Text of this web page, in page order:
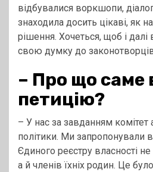
відбувалися воркшопи,
знаходила досить цікаві, як на
рішення. Хочеться, щоб і
свою думку до
– Про що саме
петицію?
– У нас за завданням комітет
політики. Ми запропонували
Єдиного реєстру власності
а й членів їхніх родин. Це